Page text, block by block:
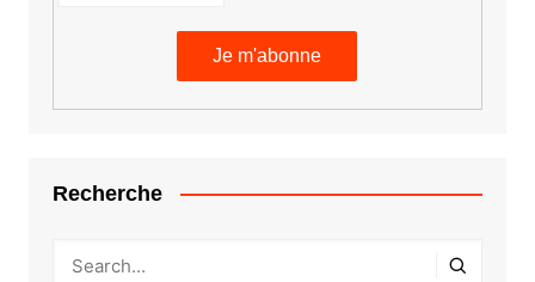
Recherche